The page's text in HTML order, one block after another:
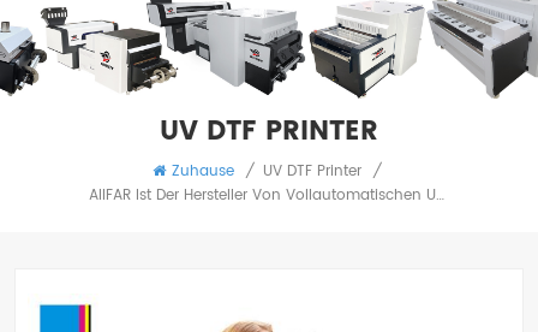
UV DTF PRINTER
Zuhause / UV DTF Printer /
AIIFAR Ist Der Hersteller Von Vollautomatischen UV-DTF-Druckern Mit Echtzeit-Druckqualitätsüberwachung Für Optimale Übertragungen